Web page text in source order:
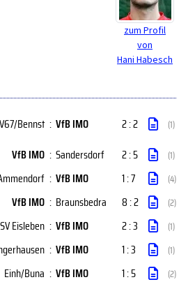
zum Profil
von
Hani Habesch
Bennst : VfB IMO 2 : 2 (1)
VfB IMO : Sandersdorf 2 : 5 (1)
: VfB IMO 1 : 7 (4)
VfB IMO : Braunsbedra 8 : 2 (2)
Eisleben : VfB IMO 2 : 3 (1)
: VfB IMO 1 : 3 (1)
Einh/Buna : VfB IMO 1 : 5 (2)